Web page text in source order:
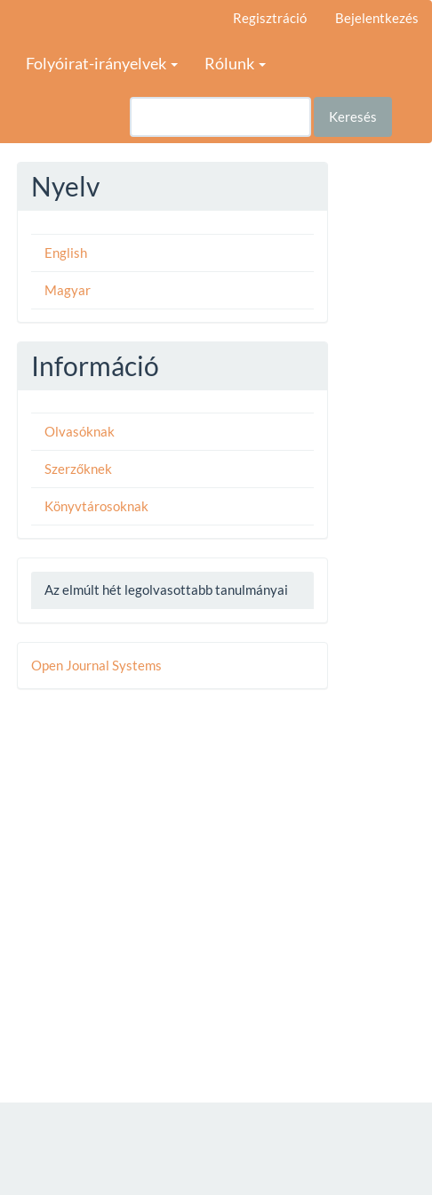
Regisztráció Bejelentkezés
Folyóirat-irányelvek Rólunk
Keresés
Nyelv
English
Magyar
Információ
Olvasóknak
Szerzőknek
Könyvtárosoknak
Az elmúlt hét legolvasottabb tanulmányai
Developed
Open Journal Systems